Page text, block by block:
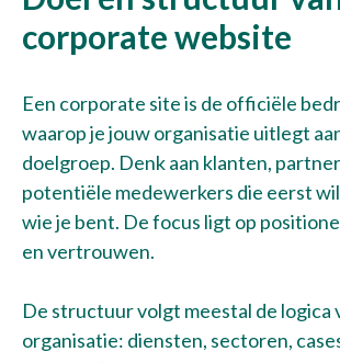
Verzenden
corporate website
Een corporate site is de officiële
waarop je jouw organisatie uitlegt
doelgroep. Denk aan klanten,
potentiële medewerkers die eerst
wie je bent. De focus ligt op
en vertrouwen.
De structuur volgt meestal de logica
organisatie: diensten, sectoren,